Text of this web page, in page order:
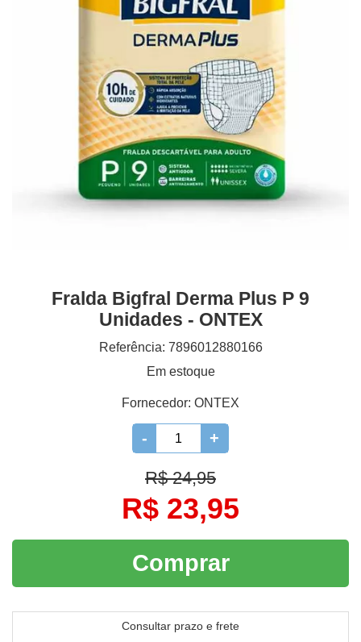
Fralda Bigfral Derma Plus P 9
Unidades - ONTEX
Referência: 7896012880166
Em estoque
Fornecedor: ONTEX
- +
R$ 24,95
R$ 23,95
Comprar
Consultar prazo e frete